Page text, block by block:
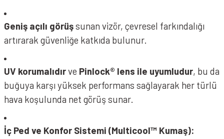
Geniş açılı görüşsunan vizör, çevresel farkındalığı
artırarak güvenliğe katkıda bulunur.
UV korumalıdırve Pinlock® lens ile uyumludur, bu da
buğuya karşı yüksek performans sağlayarak her türlü
hava koşulunda net görüş sunar.
İç Ped ve Konfor Sistemi (Multicool™ Kumaş):